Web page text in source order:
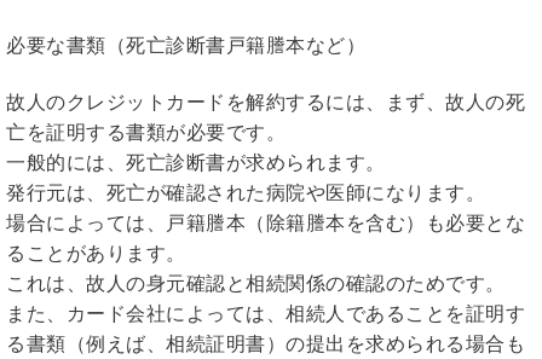
必要な書類（死亡診断書戸籍謄本など）
故人のクレジットカードを解約するには、まず、故人の死
亡を証明する書類が必要です。
一般的には、死亡診断書が求められます。
発行元は、死亡が確認された病院や医師になります。
場合によっては、戸籍謄本（除籍謄本を含む）も必要とな
ることがあります。
これは、故人の身元確認と相続関係の確認のためです。
また、カード会社によっては、相続人であることを証明す
る書類（例えば、相続証明書）の提出を求められる場合も